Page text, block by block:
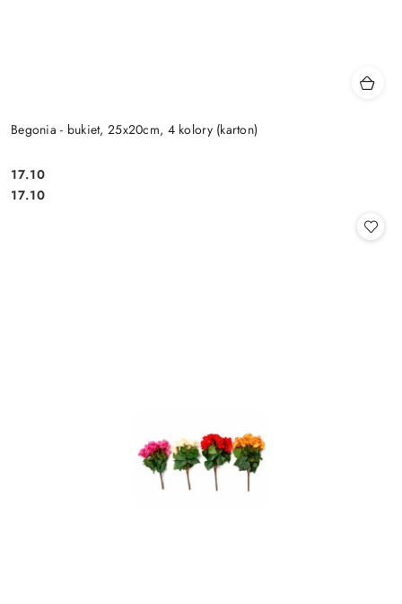
Begonia - bukiet, 25x20cm, 4 kolory (karton)
Cena:
17.10
Cena:
17.10